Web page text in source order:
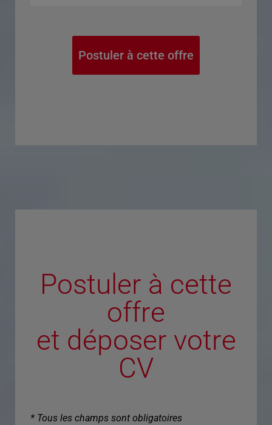
Postuler à cette offre
Postuler à cette
offre
et déposer votre
CV
* Tous les champs sont obligatoires